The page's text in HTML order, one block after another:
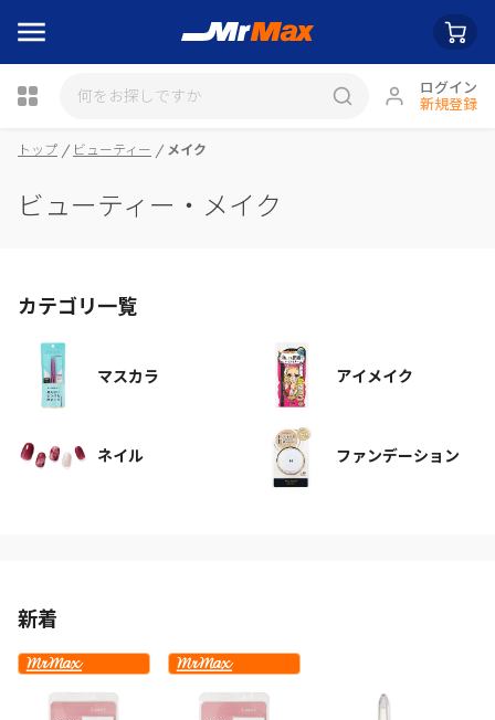
ログイン
新規登録
瓶詰
トップ ビューティー メイク
ビューティー・メイク
カテゴリ一覧
マスカラ アイメイク
ネイル ファンデーション
新着